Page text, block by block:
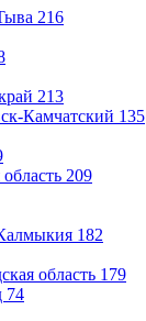
216
213
Камчатский 135
209
182
область 179
74